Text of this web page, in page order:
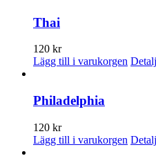
Thai
120 kr
Lägg till i varukorgen
Philadelphia
120 kr
Lägg till i varukorgen